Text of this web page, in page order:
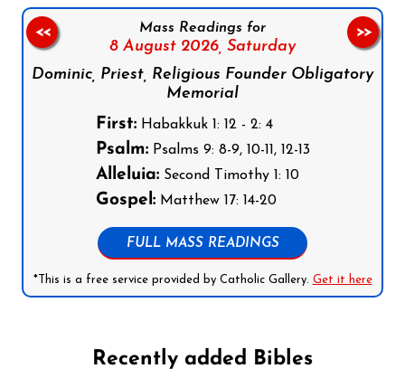
Mass Readings for
8 August 2026, Saturday
Dominic, Priest, Religious Founder Obligatory
Memorial
First:Habakkuk 1: 12 - 2: 4
Psalm:Psalms 9: 8-9, 10-11, 12-13
Alleluia:Second Timothy 1: 10
Gospel:Matthew 17: 14-20
FULL MASS READINGS
*This is a free service provided by Catholic Gallery. Get it here
<< >>
Recently added Bibles